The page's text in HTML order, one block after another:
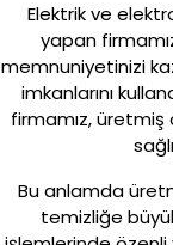
E-Katalog
Galeri
Elektrik ve
yapan
memnuniyetinizi
imkanlarını
firmamız, üretmiş
Bu anlamda
temizliğe